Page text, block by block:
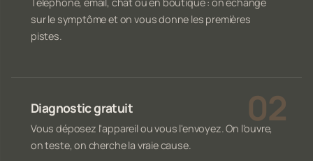
Téléphone, email, chat ou en boutique : on échange
sur le symptôme et on vous donne les premières
pistes.
Diagnostic gratuit
Vous déposez l'appareil ou vous l'envoyez. On l'ouvre,
on teste, on cherche la vraie cause.